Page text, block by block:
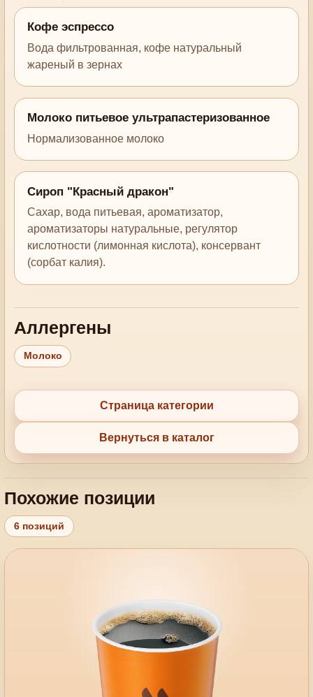
Кофе эспрессо
Вода фильтрованная, кофе натуральный
жареный в зернах
Молоко питьевое ультрапастеризованное
Нормализованное молоко
Сироп "Красный дракон"
Сахар, вода питьевая, ароматизатор,
ароматизаторы натуральные, регулятор
кислотности (лимонная кислота), консервант
(сорбат калия).
Аллергены
Молоко
Страница категории
Вернуться в каталог
Похожие позиции
6 позиций